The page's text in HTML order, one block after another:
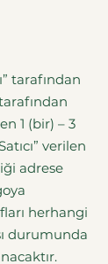
tarafından
1 (bir) – 3
verilen
adrese
herhangi
durumunda